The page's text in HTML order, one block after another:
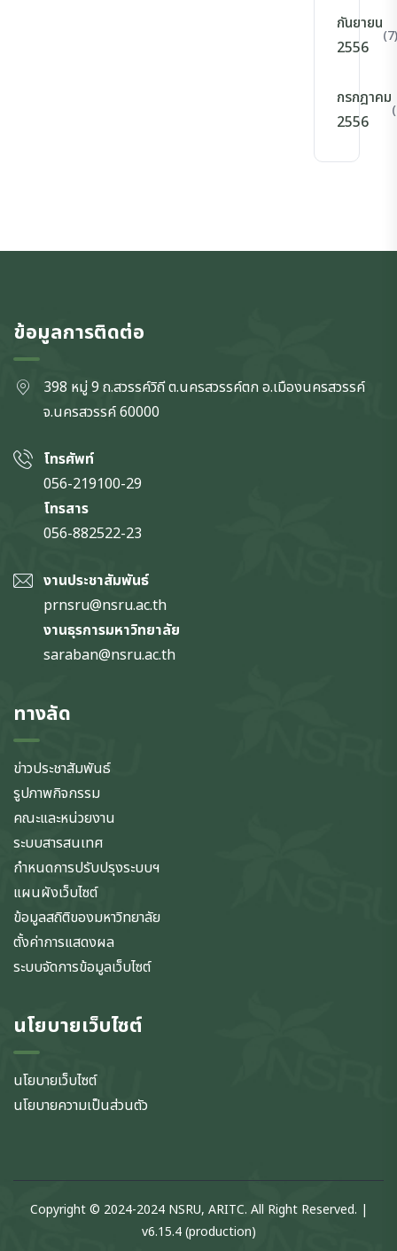
กันยายน
2556
(7)
กรกฎาคม
2556
ข้อมูลการติดต่อ
398 หมู่ 9 ถ.สวรรค์วิถี ต.นครสวรรค์ตก อ.เมืองนครสวรรค์
จ.นครสวรรค์60000
โทรศัพท์
056-219100-29
โทรสาร
056-882522-23
งานประชาสัมพันธ์
prnsru@nsru.ac.th
งานธุรการมหาวิทยาลัย
saraban@nsru.ac.th
ทางลัด
ข่าวประชาสัมพันธ์
รูปภาพกิจกรรม
คณะและหน่วยงาน
ระบบสารสนเทศ
กำหนดการปรับปรุงระบบฯ
แผนผังเว็บไซต์
ข้อมูลสถิติของมหาวิทยาลัย
ตั้งค่าการแสดงผล
ระบบจัดการข้อมูลเว็บไซต์
นโยบายเว็บไซต์
นโยบายเว็บไซต์
นโยบายความเป็นส่วนตัว
Copyright © 2024-2024 NSRU, ARITC. All Right Reserved. |
v6.15.4 (production)